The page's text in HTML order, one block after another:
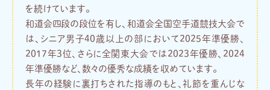
を続けています。
和道会四段の段位を有し、和道会全国空手道競技大会で
は、シニア男子40歳以上の部において2025年準優勝、
2017年3位、さらに全関東大会では2023年優勝、2024
年準優勝など、数々の優秀な成績を収めています。
長年の経験に裏打ちされた指導のもと、礼節を重んじな